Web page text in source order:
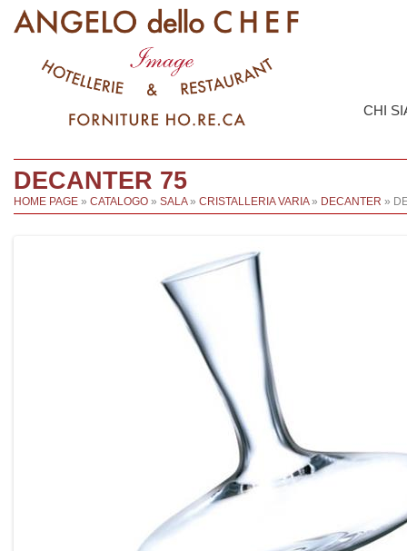
CHI
DECANTER 75
HOME PAGE » CATALOGO » SALA» CRISTALLERIA VARIA» DECANTER »